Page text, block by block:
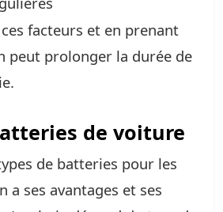
facteurs et en prenant
peut prolonger la durée de
de voiture
de batteries pour les
a ses avantages et ses